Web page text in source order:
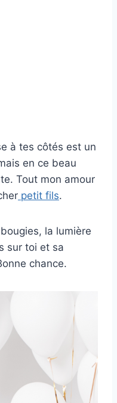
à tes côtés est un
en ce beau
Tout mon amour
petit fils.
la lumière
sur toi et sa
chance.